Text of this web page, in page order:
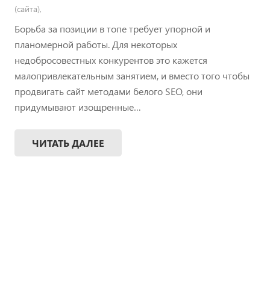
(сайта),
Борьба за позиции в топе требует упорной и
планомерной работы. Для некоторых
недобросовестных конкурентов это кажется
малопривлекательным занятием, и вместо того чтобы
продвигать сайт методами белого SEO, они
придумывают изощренные…
ЧИТАТЬ ДАЛЕЕ